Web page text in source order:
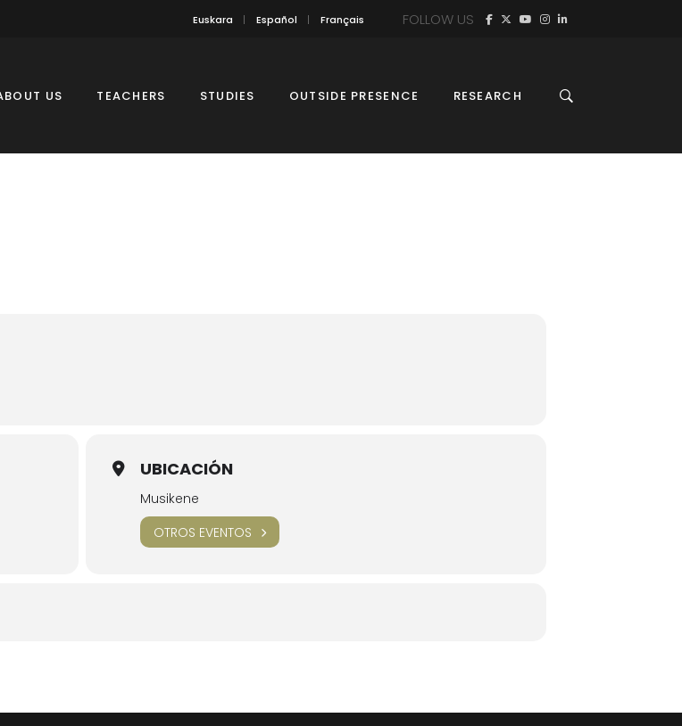
Euskara Español Français FOLLOW US
US TEACHERS STUDIES OUTSIDE PRESENCE RESEARCH
UBICACIÓN
Musikene
OTROS EVENTOS